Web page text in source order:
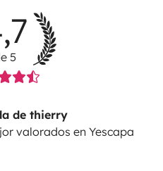
5
de thierry
valorados en Yescapa